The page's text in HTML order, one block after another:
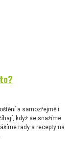
a samozřejmě i
když se snažíme
rady a recepty na